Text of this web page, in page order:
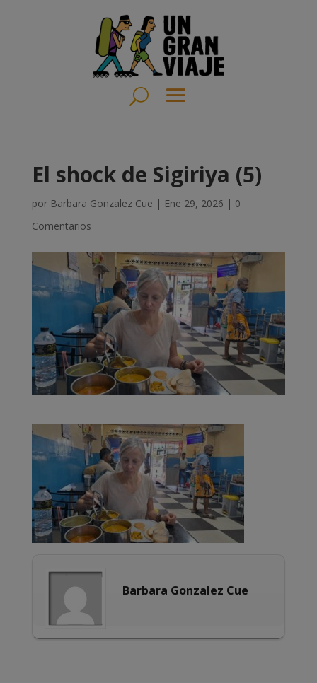
El shock de Sigiriya (5)
por Barbara Gonzalez Cue | Ene 29, 2026 | 0
Comentarios
Barbara Gonzalez Cue